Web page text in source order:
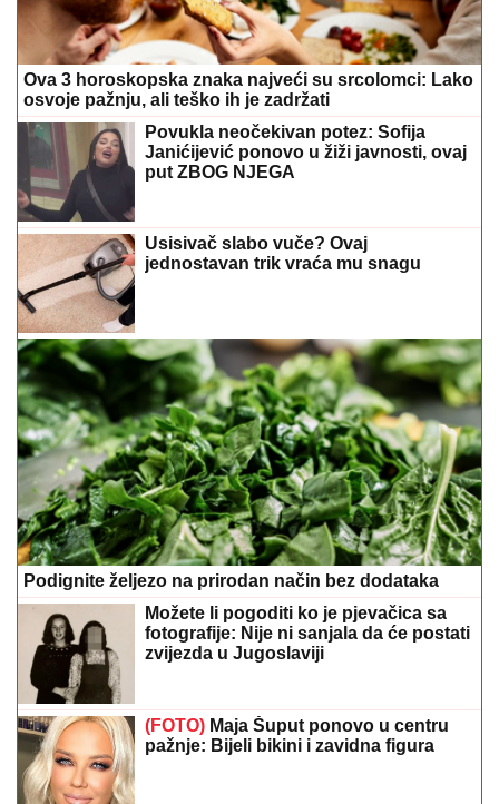
Ova 3 horoskopska znaka najveći su srcolomci: Lako
osvoje pažnju, ali teško ih je zadržati
Povukla neočekivan potez: Sofija
Janićijević ponovo u žiži javnosti, ovaj
put ZBOG NJEGA
Usisivač slabo vuče? Ovaj
jednostavan trik vraća mu snagu
Podignite željezo na prirodan način bez dodataka
Možete li pogoditi ko je pjevačica sa
fotografije: Nije ni sanjala da će postati
zvijezda u Jugoslaviji
(FOTO) Maja Šuput ponovo u centru
pažnje: Bijeli bikini i zavidna figura